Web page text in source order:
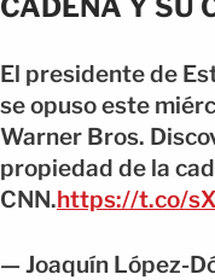
CADENA Y SU
El presidente de
se opuso este
Warner Bros.
propiedad de la
CNN.https://t.co/
— Joaquín López-